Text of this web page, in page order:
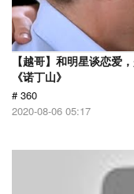
【越哥】和明星谈恋爱
《诺丁山》
# 360
2020-08-06 05:17